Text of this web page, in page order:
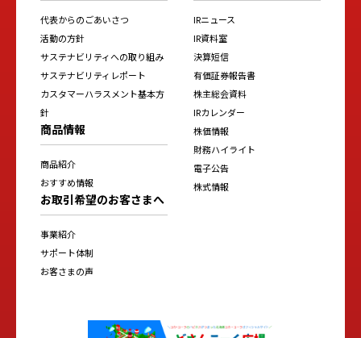
代表からのごあいさつ
活動の方針
サステナビリティへの取り組み
サステナビリティレポート
カスタマーハラスメント基本方
針
商品情報
商品紹介
おすすめ情報
お取引希望のお客さまへ
事業紹介
サポート体制
お客さまの声
IRニュース
IR資料室
決算短信
有価証券報告書
株主総会資料
IRカレンダー
株価情報
財務ハイライト
電子公告
株式情報